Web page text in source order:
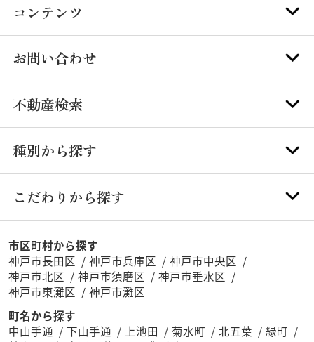
コンテンツ
お問い合わせ
不動産検索
種別から探す
こだわりから探す
市区町村から探す
神戸市長田区
神戸市兵庫区
神戸市中央区
神戸市北区
神戸市須磨区
神戸市垂水区
神戸市東灘区
神戸市灘区
町名から探す
中山手通
下山手通 上池田 菊水町 北五葉
緑町